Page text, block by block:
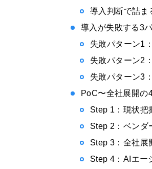
導入判断で詰ま
導入が失敗する3
失敗パターン1
失敗パターン2
失敗パターン3
PoC〜全社展開の
Step 1：現状把
Step 2：ベンダ
Step 3：全社展
Step 4：AIエー